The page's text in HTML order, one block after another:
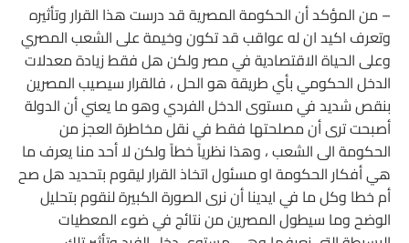
– من المؤكد أن الحكومة المصرية قد درست هذا القرار وتأثيره
وتعرف اكيد ان له عواقب قد تكون وخيمة على الشعب المصري
وعلى الحياة الاقتصادية في مصر ولكن هل فقط زيادة معدلات
الدخل الحكومي بأي طريقة هو الحل ، فالقرار سيصيب المصرين
بنقص شديد في مستوى الدخل الفردي وهو ما يعني أن الدولة
أصبحت ترى أن مصلحتها فقط في نقل مخاطرة العجز من
الحكومة الى الشعب ، وهذا نظرياً خطاً ولكن لا أحد منا يعرف ما
هي أفكار الحكومة او مسئول اتخاذ القرار ليقوم بتحديد هل صح
أم خطا وكل ما في ايدينا أن نرى الصورة الكبيرة لنقوم بتحليل
الوضح وما سيطول المصرين من نتائج في ضوء المعطيات